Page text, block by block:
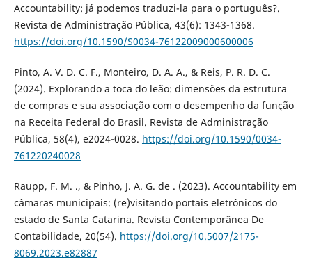
Accountability: já podemos traduzi-la para o português?.
Revista de Administração Pública, 43(6): 1343-1368.
https://doi.org/10.1590/S0034-76122009000600006
Pinto, A. V. D. C. F., Monteiro, D. A. A., & Reis, P. R. D. C.
(2024). Explorando a toca do leão: dimensões da estrutura
de compras e sua associação com o desempenho da função
na Receita Federal do Brasil. Revista de Administração
Pública, 58(4), e2024-0028. https://doi.org/10.1590/0034-
761220240028
Raupp, F. M. ., & Pinho, J. A. G. de . (2023). Accountability em
câmaras municipais: (re)visitando portais eletrônicos do
estado de Santa Catarina. Revista Contemporânea De
Contabilidade, 20(54). https://doi.org/10.5007/2175-
8069.2023.e82887